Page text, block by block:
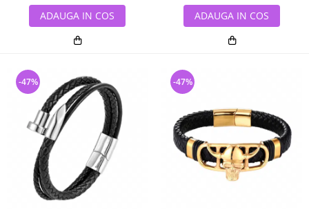
ADAUGA IN COS ADAUGA IN COS
-47% -47%